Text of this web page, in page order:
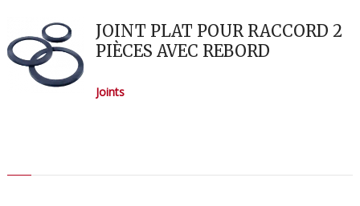
JOINT PLAT POUR RACCORD 2
PIÈCES AVEC REBORD
Joints